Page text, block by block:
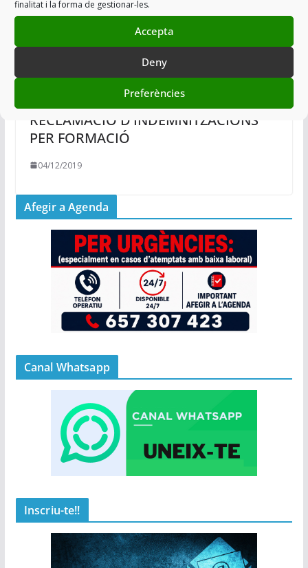
finalitat i la forma de gestionar-les.
Accepta
Deny
Preferències
RECLAMACIÓ D’INDEMNITZACIONS
PER FORMACIÓ
04/12/2019
Afegir a Agenda
Canal Whatsapp
Inscriu-te!!